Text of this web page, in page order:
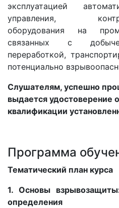
эксплуатацией
управления,
оборудования на
связанных с
переработкой,
потенциально
Слушателям, успешно
выдается удостоверение
квалификации
Программа
Тематический план курса
1. Основы
определения